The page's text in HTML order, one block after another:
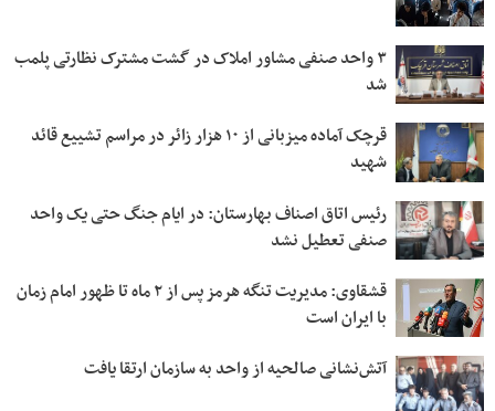
۳ واحد صنفی مشاور املاک در گشت مشترک نظارتی پلمب
شد
قرچک آماده میزبانی از ۱۰ هزار زائر در مراسم تشییع قائد
شهید
رئیس اتاق اصناف بهارستان: در ایام جنگ حتی یک واحد
صنفی تعطیل نشد
قشقاوی: مدیریت تنگه هرمز پس از ۲ ماه تا ظهور امام زمان
با ایران است
آتش‌نشانی صالحیه از واحد به سازمان ارتقا یافت